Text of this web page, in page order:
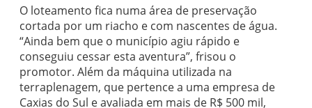
O loteamento fica numa área de preservação
cortada por um riacho e com nascentes de água.
“Ainda bem que o município agiu rápido e
conseguiu cessar esta aventura”, frisou o
promotor. Além da máquina utilizada na
terraplenagem, que pertence a uma empresa de
Caxias do Sul e avaliada em mais de R$ 500 mil,